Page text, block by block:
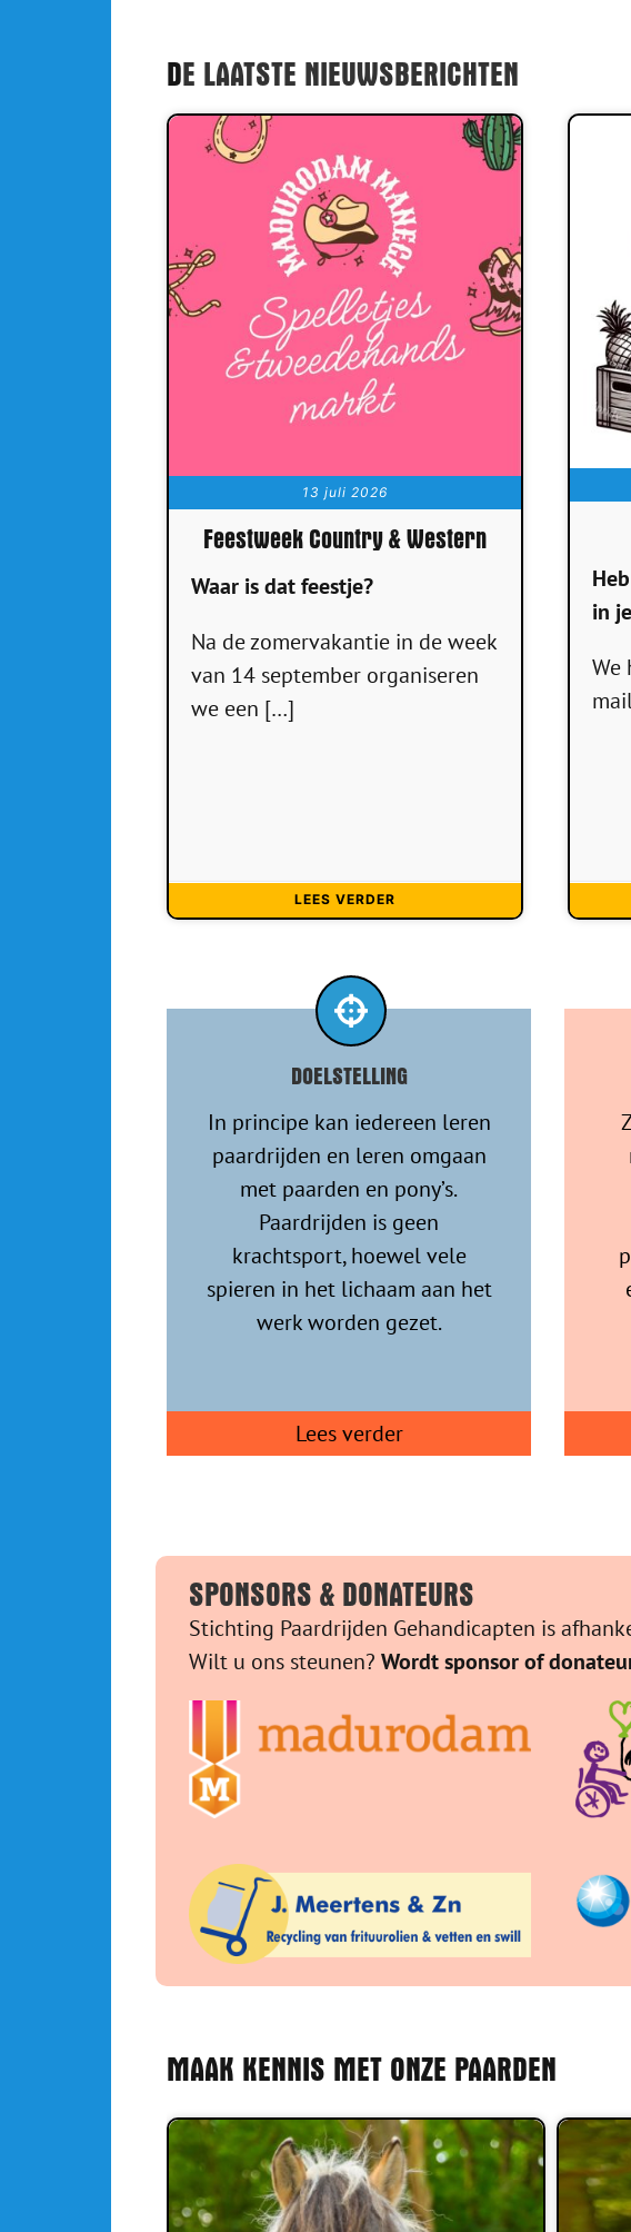
DE LAATSTE NIEUWSBERICHTEN
13 juli 2026
Feestweek Country & Western
Waar is dat feestje?
Na de zomervakantie in de week
van 14 september organiseren
we een […]
LEES VERDER
in
We
DOELSTELLING
In principe kan iedereen leren
paardrijden en leren omgaan
met paarden en pony’s.
Paardrijden is geen
krachtsport, hoewel vele
spieren in het lichaam aan het
werk worden gezet.
Lees verder
SPONSORS & DONATEURS
Stichting Paardrijden Gehandicapten is
Wilt u ons steunen? Wordt sponsor of
MAAK KENNIS MET ONZE PAARDEN